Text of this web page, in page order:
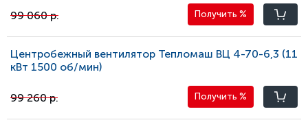
99 060 р. Получить %
Центробежный вентилятор Тепломаш ВЦ 4-70-6,3 (11
кВт 1500 oб/мин)
99 260 р. Получить %